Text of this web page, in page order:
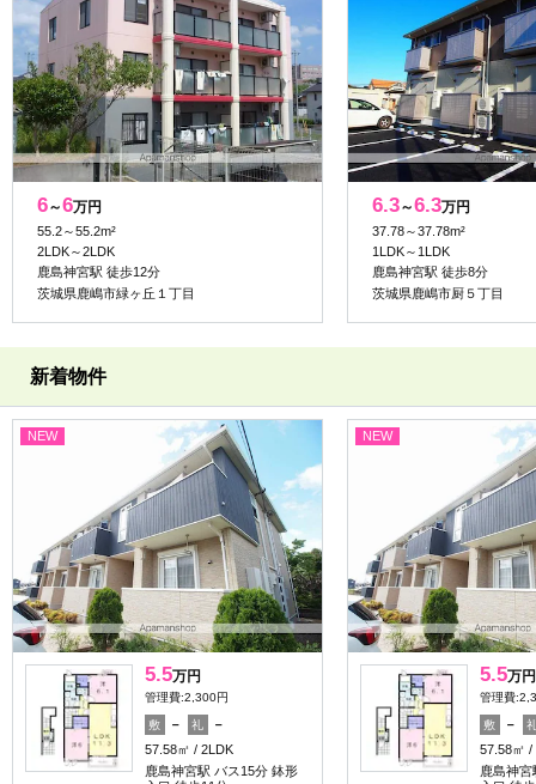
6～6万円
55.2～55.2m²
2LDK～2LDK
鹿島神宮駅 徒歩12分
茨城県鹿嶋市緑ヶ丘１丁目
6.3～6.3万円
37.78～37.78m²
1LDK～1LDK
鹿島神宮駅 徒歩8分
茨城県鹿嶋市厨５丁目
新着物件
NEW
5.5万円
管理費:2,300円
敷 － 礼
－
57.58㎡
2LDK
鹿島神宮駅 バス15分 鉢形
NEW
5.5万円
管理費
敷 －
57.58㎡
鹿島神宮